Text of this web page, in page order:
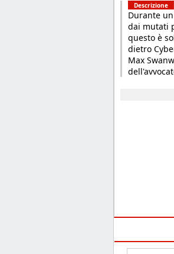
Descrizione
Durante
dai mutati
questo è
dietro
Max